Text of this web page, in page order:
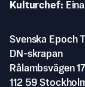
Kulturchef
Svenska Epoch
DN-skrapan
Rålambsvägen 17
112 59